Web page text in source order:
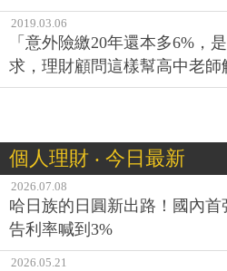
2019.03.06
「意外險繳20年還本多6%，
求，理財顧問這樣幫高中老師
個人理財 ‧ 今日最新
2026.07.08
哈日族的日圓新出路！國內
告利率喊到3%
2026.05.21